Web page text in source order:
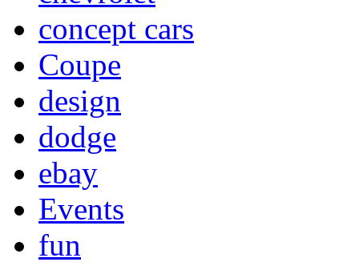
concept cars
Coupe
design
dodge
ebay
Events
fun